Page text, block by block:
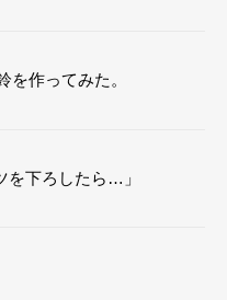
を作ってみた。
を下ろしたら…」